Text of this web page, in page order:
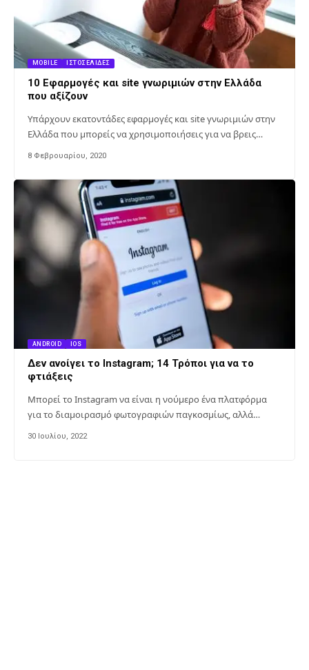
MOBILE ΙΣΤΟΣΕΛΊΔΕΣ
10 Εφαρμογές και site γνωριμιών στην Ελλάδα
που αξίζουν
Υπάρχουν εκατοντάδες εφαρμογές και site γνωριμιών στην
Ελλάδα που μπορείς να χρησιμοποιήσεις για να βρεις…
8 Φεβρουαρίου, 2020
ANDROID IOS
Δεν ανοίγει το Instagram; 14 Τρόποι για να το
φτιάξεις
Μπορεί το Instagram να είναι η νούμερο ένα πλατφόρμα
για το διαμοιρασμό φωτογραφιών παγκοσμίως, αλλά…
30 Ιουλίου, 2022